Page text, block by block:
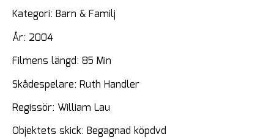
Kategori: Barn & Familj
År: 2004
Filmens längd: 85 Min
Skådespelare: Ruth Handler
Regissör: William Lau
Objektets skick: Begagnad köpdvd